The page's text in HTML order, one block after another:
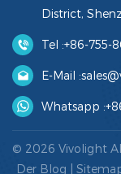
vaskulärer
Messung
District,
Tel :+86-755-
E-Mail :
Whatsapp :
© 2026 Vivolight
Der Blog